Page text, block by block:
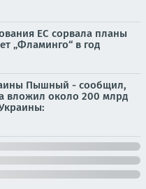
ЕС сорвала планы
„Фламинго“ в год
Пышный - сообщил,
вложил около 200 млрд